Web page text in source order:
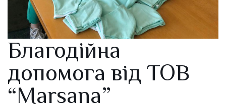
Благодійна
допомога від ТОВ
“Marsana”